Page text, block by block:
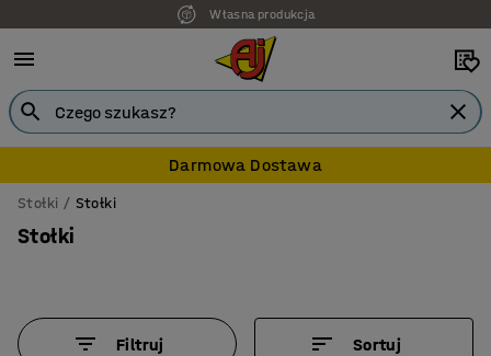
7 lat gwarancji
Darmowa Dostawa
Stołki Stołki
Stołki
Filtruj Sortuj